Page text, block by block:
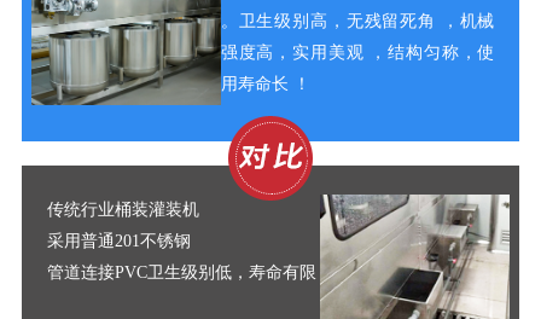
。
卫生级别高，无残留死角 ，机械
强度高，实用美观 ，结构匀称，使
用寿命长 ！
传统行业桶装灌装机
采用普通201不锈钢
管道连接PVC卫生级别低，寿命有限